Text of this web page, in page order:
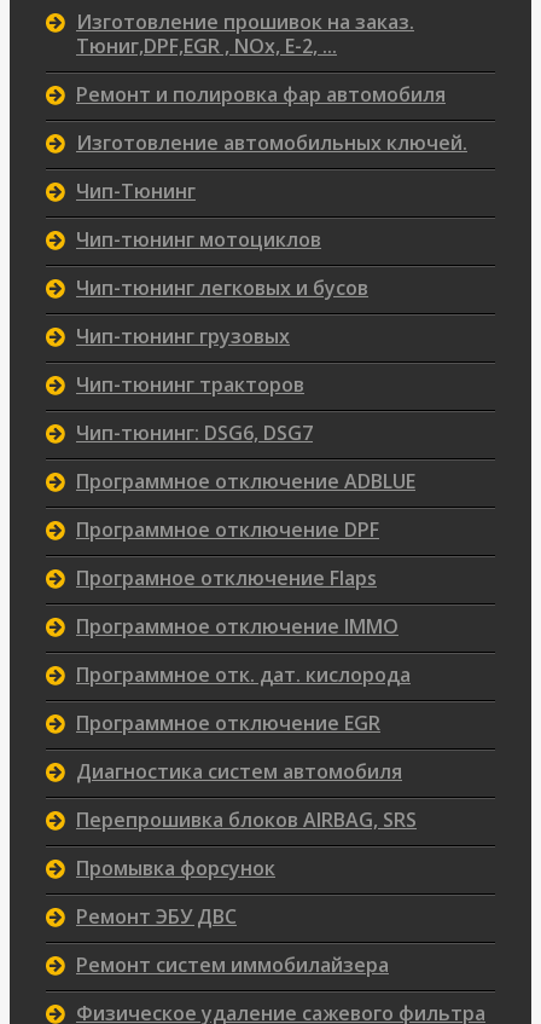
Изготовление прошивок на заказ.
Тюниг,DPF,EGR , NOx, Е-2, ...
Ремонт и полировка фар автомобиля
Изготовление автомобильных ключей.
Чип-Тюнинг
Чип-тюнинг мотоциклов
Чип-тюнинг легковых и бусов
Чип-тюнинг грузовых
Чип-тюнинг тракторов
Чип-тюнинг: DSG6, DSG7
Программное отключение ADBLUE
Программное отключение DPF
Програмное отключение Flaps
Программное отключение IMMO
Программное отк. дат. кислорода
Программное отключение EGR
Диагностика систем автомобиля
Перепрошивка блоков AIRBAG, SRS
Промывка форсунок
Ремонт ЭБУ ДВС
Ремонт систем иммобилайзера
Физическое удаление сажевого фильтра